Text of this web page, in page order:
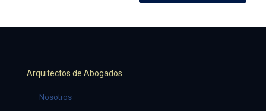
Arquitectos de Abogados
Nosotros